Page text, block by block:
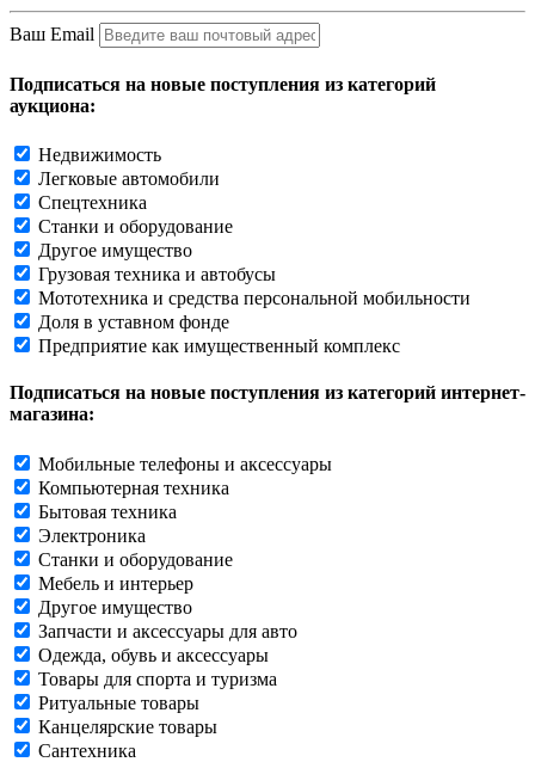
Ваш Email
Подписаться на новые поступления из категорий
аукциона:
Недвижимость
Легковые автомобили
Спецтехника
Станки и оборудование
Другое имущество
Грузовая техника и автобусы
Мототехника и средства персональной мобильности
Доля в уставном фонде
Предприятие как имущественный комплекс
Подписаться на новые поступления из категорий интернет-
магазина:
Мобильные телефоны и аксессуары
Компьютерная техника
Бытовая техника
Электроника
Станки и оборудование
Мебель и интерьер
Другое имущество
Запчасти и аксессуары для авто
Одежда, обувь и аксессуары
Товары для спорта и туризма
Ритуальные товары
Канцелярские товары
Сантехника